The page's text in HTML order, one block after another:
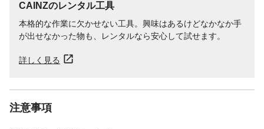
CAINZのレンタル工具
本格的な作業に欠かせない工具。興味はあるけどなかなか手
が出せなかった物も、レンタルなら安心して試せます。
詳しく見る
注意事項